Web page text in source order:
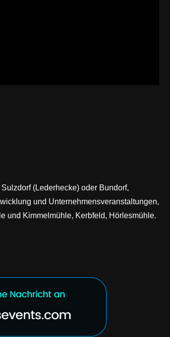
(Lederhecke) oder Bundorf,
und Unternehmensveranstaltungen,
und Kimmelmühle, Kerbfeld, Hörlesmühle.